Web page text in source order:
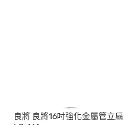
良將 良將16吋強化金屬管立扇